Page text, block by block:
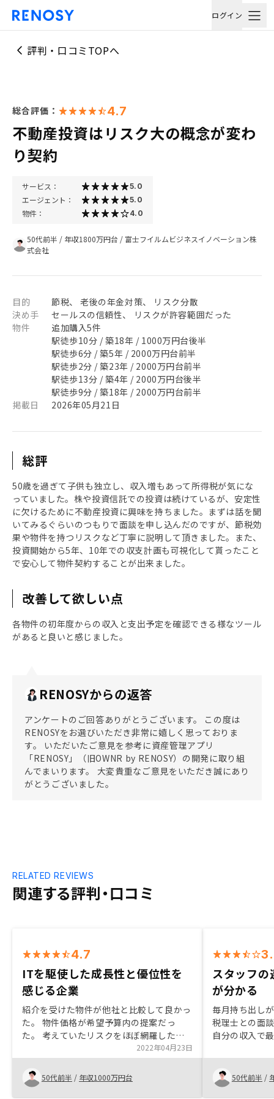
ログイン
評判・口コミTOPへ
総合評価： 4.7
不動産投資はリスク大の概念が変わ
り契約
サービス： 5.0
エージェント： 5.0
物件： 4.0
50代前半 / 年収1800万円台 / 富士フイルムビジネスイノベーション株
式会社
目的
節税、 老後の年金対策、 リスク分散
決め手
セールスの信頼性、 リスクが許容範囲だった
物件
追加購入5件
駅徒歩10分 / 築18年 / 1000万円台後半
駅徒歩6分 / 築5年 / 2000万円台前半
駅徒歩2分 / 築23年 / 2000万円台前半
駅徒歩13分 / 築4年 / 2000万円台後半
駅徒歩9分 / 築18年 / 2000万円台前半
掲載日
2026年05月21日
総評
50歳を過ぎて子供も独立し、収入増もあって所得税が気にな
っていました。株や投資信託での投資は続けているが、安定性
に欠けるために不動産投資に興味を持ちました。まずは話を聞
いてみるぐらいのつもりで面談を申し込んだのですが、節税効
果や物件を持つリスクなど丁寧に説明して頂きました。また、
投資開始から5年、10年での収支計画も可視化して貰ったこと
で安心して物件契約することが出来ました。
改善して欲しい点
各物件の初年度からの収入と支出予定を確認できる様なツール
があると良いと感じました。
RENOSYからの返答
アンケートのご回答ありがとうございます。 この度は
RENOSYをお選びいただき非常に嬉しく思っておりま
す。 いただいたご意見を参考に資産管理アプリ
「RENOSY」（旧OWNR by RENOSY）の開発に取り組
んでまいります。 大変貴重なご意見をいただき誠にあり
がとうございました。
関連する評判・口コミ
RELATED REVIEWS
4.7
ITを駆使した成長性と優位性を
感じる企業
紹介を受けた物件が他社と比較して良かっ
た。 物件価格が希望予算内の提案だっ
た。 考えていたリスクをほぼ網羅したか
たちでシミュレーションを作っていただい
た。 担当営業の方の対応が満足いくもの
だった。 企業としてITに強く、将来性と
優位性を感じた。
2022年04月23日
50代前半 / 年収1000万円台
スタッフの
が分かる
毎月持ち出し
税理士との面
自分の収入で
しみでありま
の連携が素晴
頼に繋がった
50代前半 /